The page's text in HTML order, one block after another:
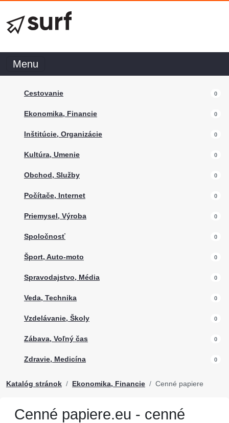
Menu
Cestovanie 0
Ekonomika, Financie 0
Inštitúcie, Organizácie 0
Kultúra, Umenie 0
Obchod, Služby 0
Počítače, Internet 0
Priemysel, Výroba 0
Spoločnosť 0
Šport, Auto-moto 0
Spravodajstvo, Média 0
Veda, Technika 0
Vzdelávanie, Školy 0
Zábava, Voľný čas 0
Zdravie, Medicína 0
Katalóg stránok Ekonomika, Financie Cenné papiere
Cenné papiere.eu - cenné